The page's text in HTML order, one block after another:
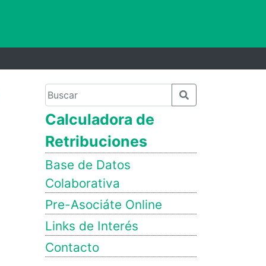
Calculadora de
Retribuciones
Base de Datos
Colaborativa
Pre-Asociáte Online
Links de Interés
Contacto